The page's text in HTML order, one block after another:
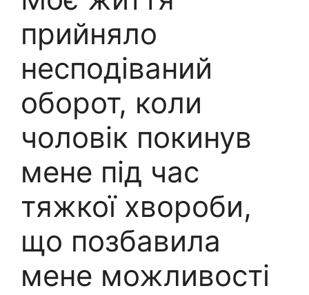
прийняло
несподіваний
оборот, коли
чоловік покинув
мене під час
тяжкої хвороби,
що позбавила
мене можливості